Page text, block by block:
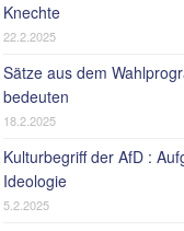
Knechte
22.2.2025
Sätze aus dem
bedeuten
18.2.2025
Kulturbegriff der AfD :
Ideologie
5.2.2025